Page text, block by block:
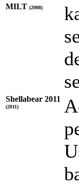
MILT (2008)
Shellabear 2011
(2011)